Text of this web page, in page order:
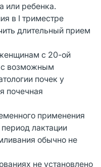
или ребенка.
в I триместре
длительный прием
с 20-ой
с возможным
почек у
почечная
применения
лактации
обычно не
не установлено